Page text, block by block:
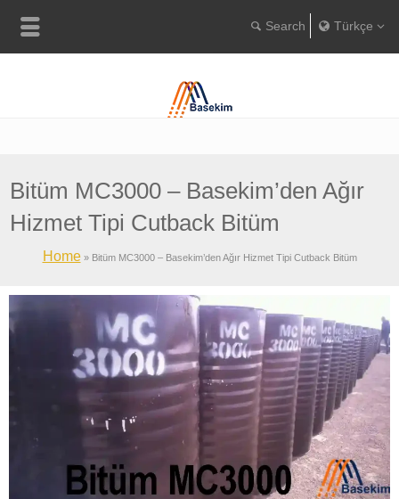
Türkçe
Home» Bitüm MC3000 – Basekim’den Ağır Hizmet Tipi Cutback Bitüm
Bitüm MC3000 – Basekim’den Ağır
Hizmet Tipi Cutback Bitüm